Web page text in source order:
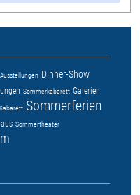
Ausstellungen Dinner-Show
Sommerkabarett Galerien
Kabarett Sommerferien
Sommertheater